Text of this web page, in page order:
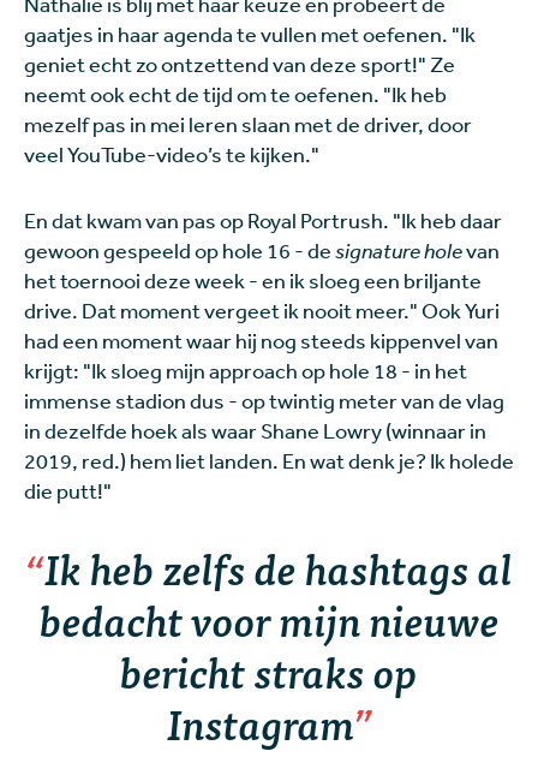
gaatjes in haar agenda te vullen met oefenen. "Ik
geniet echt zo ontzettend van deze sport!" Ze
neemt ook echt de tijd om te oefenen. "Ik heb
mezelf pas in mei leren slaan met de driver, door
veel YouTube-video’s te kijken."
En dat kwam van pas op Royal Portrush. "Ik heb daar
gewoon gespeeld op hole 16 - designature holevan
het toernooi deze week - en ik sloeg een briljante
drive. Dat moment vergeet ik nooit meer." Ook Yuri
had een moment waar hij nog steeds kippenvel van
krijgt: "Ik sloeg mijn approach op hole 18 - in het
immense stadion dus - op twintig meter van de vlag
in dezelfde hoek als waar Shane Lowry (winnaar in
2019, red.) hem liet landen. En wat denk je? Ik holede
die putt!"
Ik heb zelfs de hashtags al
bedacht voor mijn nieuwe
bericht straks op
Instagram